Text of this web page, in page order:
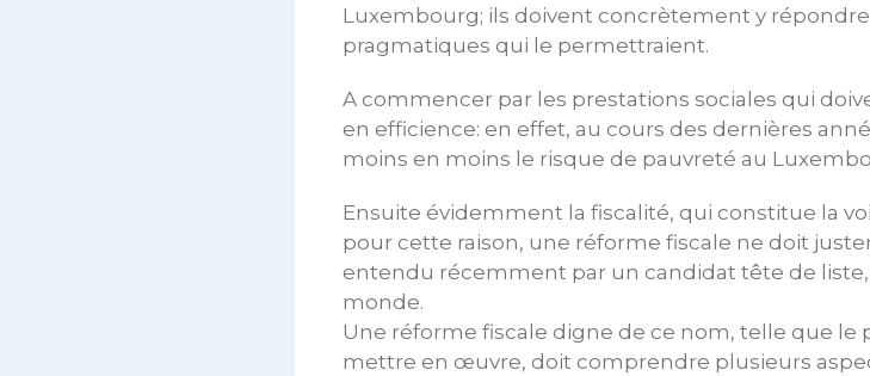
Luxembourg; ils doivent concrètement y
pragmatiques qui le permettraient.
A commencer par les prestations sociales qui
en efficience: en effet, au cours des dernières
moins en moins le risque de pauvreté au
Ensuite évidemment la fiscalité, qui constitue la
pour cette raison, une réforme fiscale ne doit
entendu récemment par un candidat tête de
monde.
Une réforme fiscale digne de ce nom, telle que
mettre en œuvre, doit comprendre plusieurs